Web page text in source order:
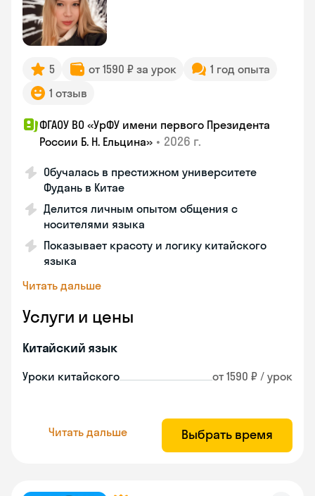
5 от 1590 ₽ за урок
1 год опыта
1 отзыв
ФГАОУ ВО «УрФУ имени первого Президента
России Б. Н. Ельцина» • 2026 г.
Обучалась в престижном университете
Фудань в Китае
Делится личным опытом общения с
носителями языка
Показывает красоту и логику китайского
языка
Читать дальше
Услуги и цены
Китайский язык
Уроки китайского от 1590 ₽ / урок
Читать дальше Выбрать время